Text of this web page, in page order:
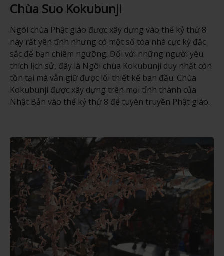
Chùa Suo Kokubunji
Ngôi chùa Phật giáo được xây dựng vào thế kỷ thứ 8
này rất yên tĩnh nhưng có một số tòa nhà cực kỳ đặc
sắc để bạn chiêm ngưỡng. Đối với những người yêu
thích lịch sử, đây là Ngôi chùa Kokubunji duy nhất còn
tồn tại mà vẫn giữ được lối thiết kế ban đầu. Chùa
Kokubunji được xây dựng trên mọi tỉnh thành của
Nhật Bản vào thế kỷ thứ 8 để tuyên truyền Phật giáo.